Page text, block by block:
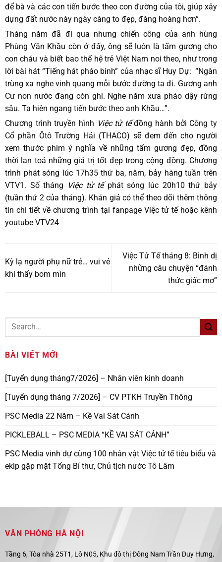
để bà và các con tiến bước theo con đường của tôi, giúp xây
dựng đất nước này ngày càng to đẹp, đàng hoàng hơn”.
Tháng năm đã đi qua nhưng chiến công của anh hùng
Phùng Văn Khầu còn ở đấy, ông sẽ luôn là tấm gương cho
con cháu và biết bao thế hệ trẻ Việt Nam noi theo, như trong
lời bài hát “Tiếng hát pháo binh” của nhạc sĩ Huy Dự: “Ngàn
trùng xa nghe vinh quang mỗi bước đường ta đi. Gương anh
Cư non nước đang còn ghi. Nghe năm xưa pháo dậy rừng
sâu. Ta hiên ngang tiến bước theo anh Khầu…”.
Chương trình truyền hình Việc tử tếđồng hành bởi Công ty
Cổ phần Ôtô Trường Hải (THACO) sẽ đem đến cho người
xem thước phim ý nghĩa về những tấm gương đẹp, đồng
thời lan toả những giá trị tốt đẹp trong cộng đồng. Chương
trình phát sóng lúc 17h35 thứ ba, năm, bảy hàng tuần trên
VTV1. Số tháng
Việc tử tếphát sóng lúc 20h10 thứ bảy
(tuần thứ 2 của tháng). Khán giả có thể theo dõi thêm thông
tin chi tiết về chương trình tại fanpage Việc tử tếhoặc kênh
youtube VTV24
Kỳ lạ người phụ nữ trẻ… vui vẻ
khi thấy bom mìn
Việc Tử Tế tháng 8: Bình dị
những câu chuyện “đánh
thức giấc mơ”
BÀI VIẾT MỚI
[Tuyển dụng tháng7/2026] – Nhân viên kinh doanh
[Tuyển dụng tháng 7/2026] – CV PTKH Truyền Thông
PSC Media 22 Năm – Kề Vai Sát Cánh
PICKLEBALL – PSC MEDIA “KỀ VAI SÁT CÁNH”
PSC Media vinh dự cùng 100 nhân vật Việc tử tế tiêu biểu và
ekip gặp mặt Tổng Bí thư, Chủ tịch nước Tô Lâm
VĂN PHÒNG HÀ NỘI
Tầng 6, Tòa nhà 25T1, Lô N05, Khu đô thị Đông Nam Trần Duy Hưng,